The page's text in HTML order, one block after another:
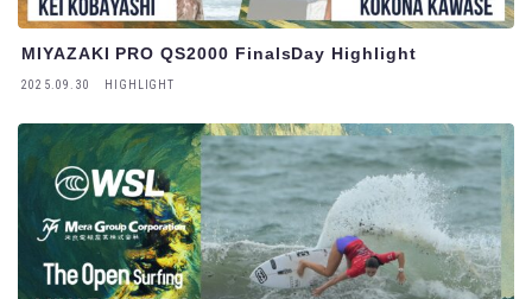
MIYAZAKI PRO QS2000 FinalsDay Highlight
2025.09.30 HIGHLIGHT